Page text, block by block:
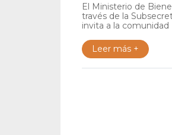
El Ministerio de
través de la
invita a la comunidad
Leer más +